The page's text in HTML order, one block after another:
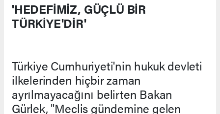
'HEDEFİMİZ, GÜÇLÜ BİR
TÜRKİYE'DİR'
Türkiye Cumhuriyeti'nin hukuk devleti
ilkelerinden hiçbir zaman
ayrılmayacağını belirten Bakan
Gürlek, "Meclis gündemine gelen